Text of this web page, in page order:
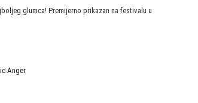
glumca! Premijerno prikazan na festivalu u
Anger